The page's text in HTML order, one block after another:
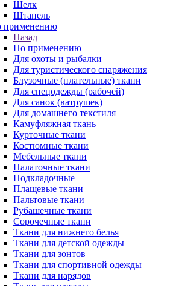
Шелк
Штапель
применению
Назад
По применению
Для охоты и рыбалки
Для туристического снаряжения
Блузочные (плательные) ткани
Для спецодежды (рабочей)
Для санок (ватрушек)
Для домашнего текстиля
Камуфляжная ткань
Курточные ткани
Костюмные ткани
Мебельные ткани
Палаточные ткани
Подкладочные
Плащевые ткани
Пальтовые ткани
Рубашечные ткани
Сорочечные ткани
Ткани для нижнего белья
Ткани для детской одежды
Ткани для зонтов
Ткани для спортивной одежды
Ткани для нарядов